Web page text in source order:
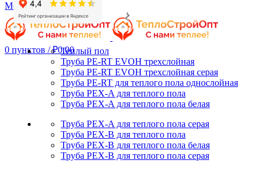
Меню
0 пунктов / ₽0.00
Теплый пол
Труба PE-RT EVOH трехслойная
Труба PE-RT EVOH трехслойная серая
Труба PE-RT для теплого пола однослойная
Труба PEX-A для теплого пола
Труба PEX-A для теплого пола белая
Труба PEX-A для теплого пола серая
Труба PEX-B для теплого пола
Труба PEX-B для теплого пола белая
Труба PEX-B для теплого пола серая